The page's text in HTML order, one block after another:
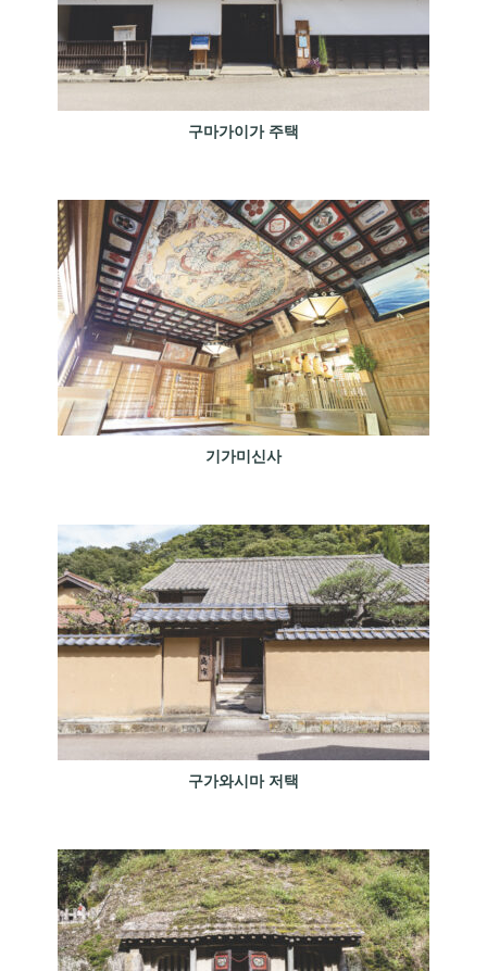
구마가이가 주택
기가미신사
구가와시마 저택